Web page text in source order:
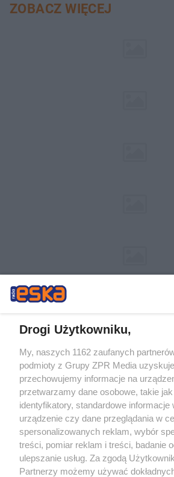
ZOBACZ WIĘCEJ
Żaden utwór zamieszczony w serwisie nie może
rozpowszechniany lub dalej rozpowszechniany
tym także elektroniczny lub mechaniczny) na
eksploatacji w jakiejkolwiek formie, włącznie z
Internecie bez pisemnej zgody właściciela
wykorzystanie utworów w całości lub w części z
tzn. bez właściwej zgody, jest zabronione pod
ścigane prawnie.
Drogi Użytkowniku,
My, naszych 1162 zaufanych
podmioty z Grupy ZPR Media
przechowujemy informacje na
przetwarzamy dane osobowe, takie
identyfikatory, standardowe informacje
urządzenie czy dane przeglądania w
spersonalizowanych reklam, wybór
treści, pomiar reklam i treści, badanie
ulepszanie usług. Za zgodą
Partnerzy możemy używać